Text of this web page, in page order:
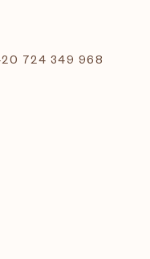
724 349 968